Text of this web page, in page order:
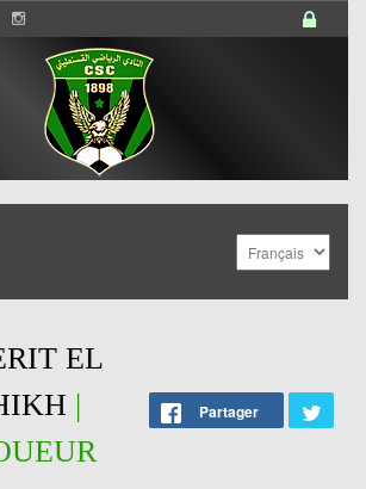
EL
|
Partager